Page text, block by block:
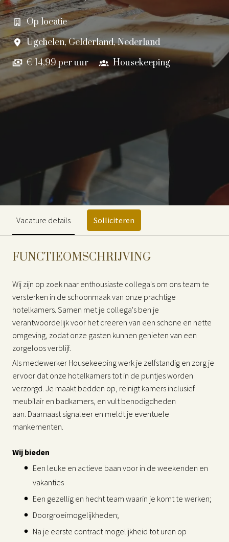
Op locatie
Ugchelen,Gelderland,Nederland
€ 14,99 per uur
Housekeeping
Vacature details Solliciteren
FUNCTIEOMSCHRIJVING
Wij zijn op zoek naar enthousiaste collega's om ons team te
versterken in de schoonmaak van onze prachtige
hotelkamers. Samen met je collega's ben je
verantwoordelijk voor het creëren van een schone en nette
omgeving, zodat onze gasten kunnen genieten van een
zorgeloos verblijf.
Als medewerker Housekeeping werk je zelfstandig en zorg je
ervoor dat onze hotelkamers tot in de puntjes worden
verzorgd. Je maakt bedden op, reinigt kamers inclusief
meubilair en badkamers, en vult benodigdheden
aan. Daarnaast signaleer en meldt je eventuele
mankementen.
Wij bieden
Een leuke en actieve baan voor in de weekenden en
vakanties
Een gezellig en hecht team waarin je komt te werken;
Doorgroeimogelijkheden;
Na je eerste contract mogelijkheid tot uren op